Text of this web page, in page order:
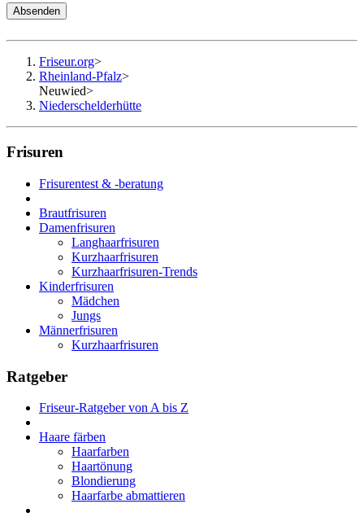
Absenden
Friseur.org>
Rheinland-Pfalz>
Neuwied>
Niederschelderhütte
Frisuren
Frisurentest & -beratung
Brautfrisuren
Damenfrisuren
Langhaarfrisuren
Kurzhaarfrisuren
Kurzhaarfrisuren-Trends
Kinderfrisuren
Mädchen
Jungs
Männerfrisuren
Kurzhaarfrisuren
Ratgeber
Friseur-Ratgeber von A bis Z
Haare färben
Haarfarben
Haartönung
Blondierung
Haarfarbe abmattieren